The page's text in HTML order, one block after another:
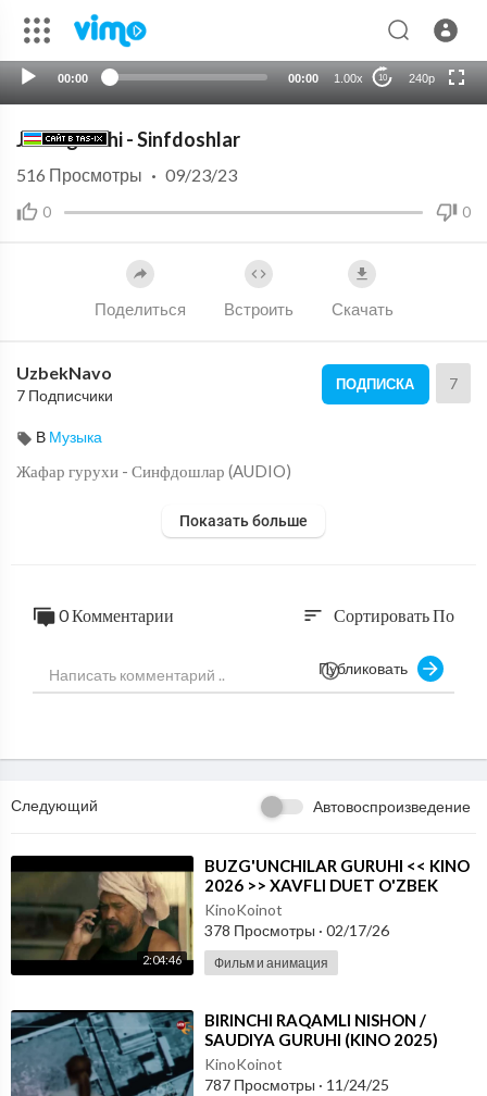
00:00 00:00 1.00x 10 240p
HD
Jafar guruhi - Sinfdoshlar
0 0
516 Просмотры · 09/23/23
Поделиться Встроить Скачать
UzbekNavo
7 Подписчики
ПОДПИСКА 7
В Музыка
⁣Жафар гурухи - Синфдошлар (AUDIO)
Показать больше
0 Комментарии sort Сортировать По
Публиковать
Следующий Автовоспроизведение
2:04:46
⁣BUZG'UNCHILAR GURUHI << KINO
2026 >> XAVFLI DUET O'ZBEK
TILIDA
KinoKoinot
378 Просмотры · 02/17/26
Фильм и анимация
⁣BIRINCHI RAQAMLI NISHON /
SAUDIYA GURUHI (KINO 2025)
UZBEK TILIDA
KinoKoinot
787 Просмотры · 11/24/25